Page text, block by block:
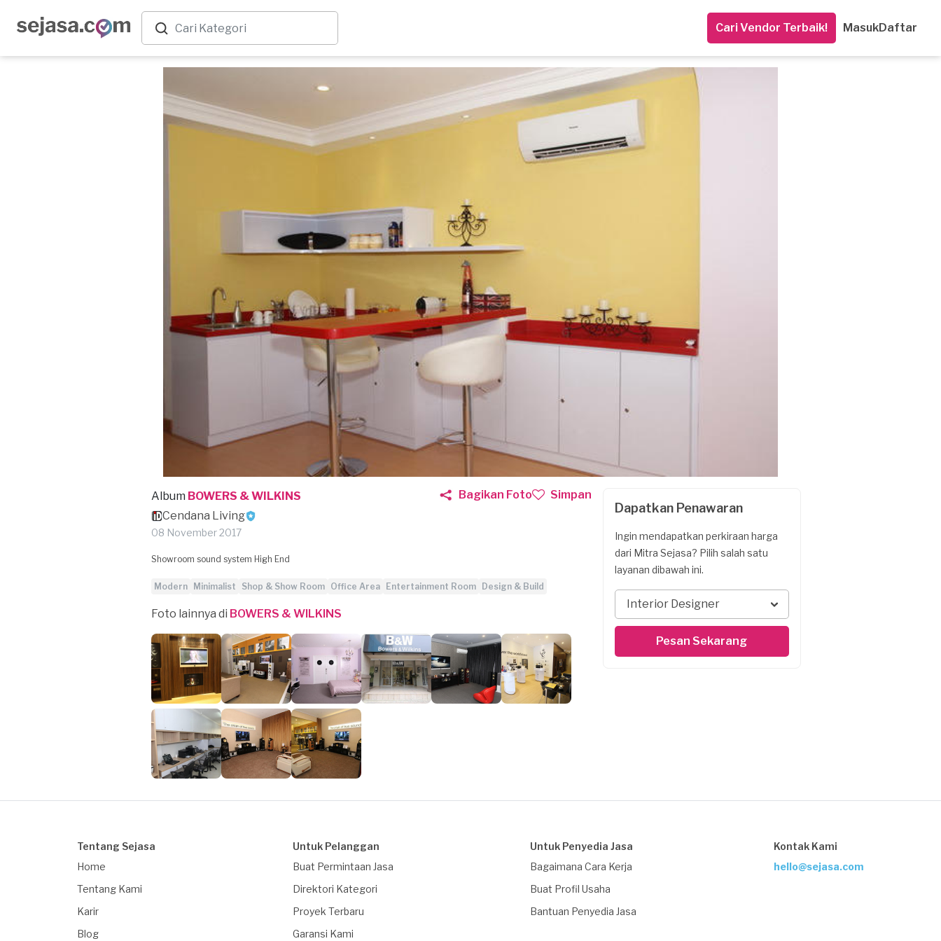
Cari Vendor Terbaik! MasukDaftar
Album BOWERS & WILKINS
Cendana Living
08 November 2017
Bagikan Foto Simpan
Showroom sound system High End
Modern Minimalist Shop & Show Room Office Area Entertainment Room Design & Build
Foto lainnya di BOWERS & WILKINS
Dapatkan Penawaran
Ingin mendapatkan perkiraan harga
dari Mitra Sejasa? Pilih salah satu
layanan dibawah ini.
Interior Designer
Pesan Sekarang
Tentang Sejasa
Home
Tentang Kami
Karir
Blog
Untuk Pelanggan
Buat Permintaan Jasa
Direktori Kategori
Proyek Terbaru
Garansi Kami
Untuk Penyedia Jasa
Bagaimana Cara Kerja
Buat Profil Usaha
Bantuan Penyedia Jasa
Kontak Kami
hello@sejasa.com